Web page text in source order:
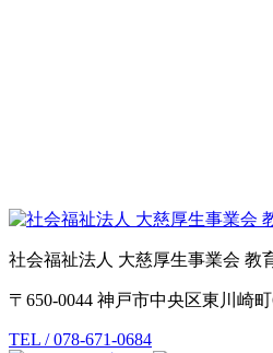
社会福祉法人 大慈厚生事業会 教
〒650-0044 神戸市中央区東川崎
TEL / 078-671-0684